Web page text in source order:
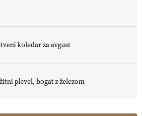
koledar za avgust
plevel, bogat z železom